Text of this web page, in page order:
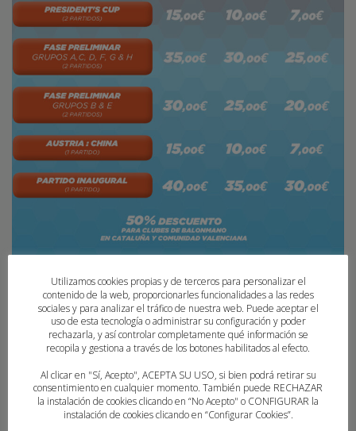
LOS CLUBES DE LA COMUNITAT DISFRUTARÁN
DE UN DESCUENTO EN LAS ENTRADAS PARA EL
MUNDIAL FEMENINO
MARTES, 09 NOVIEMBRE 2021 PORPAU SAIZ
Utilizamos cookies propias y de terceros para personalizar el
contenido de la web, proporcionarles funcionalidades a las redes
sociales y para analizar el tráfico de nuestra web. Puede aceptar el
uso de esta tecnología o administrar su configuración y poder
rechazarla, y así controlar completamente qué información se
recopila y gestiona a través de los botones habilitados al efecto.
Al clicar en "Sí, Acepto", ACEPTA SU USO, si bien podrá retirar su
consentimiento en cualquier momento. También puede RECHAZAR
la instalación de cookies clicando en “No Acepto" o CONFIGURAR la
instalación de cookies clicando en “Configurar Cookies”.